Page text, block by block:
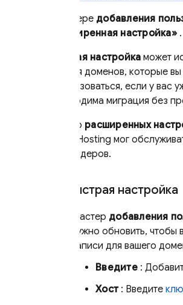
В мастере добавления
«Расширенная настройка».
Быстрая настройка может
или для доменов, которые
использоваться, если у
необходима миграция без
Мастер расширенных
Hosting мог
провайдеров.
Быстрая настройка
Мастер добавления
нужно обновить,
записи для вашего
Введите:
Хост: Введите